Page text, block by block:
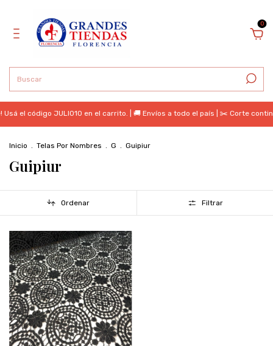
0
Usá el código JULIO10 en el carrito. | 🚚 Envíos a todo el país | ✂️ Corte
Inicio . Telas Por Nombres . G . Guipiur
Guipiur
Ordenar Filtrar